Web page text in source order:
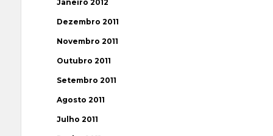
Janeiro 2012
Dezembro 2011
Novembro 2011
Outubro 2011
Setembro 2011
Agosto 2011
Julho 2011